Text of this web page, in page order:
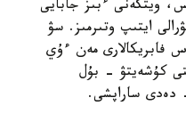
ويتكەنى ءبىز جابايى
ايتىپ وتىرمىز. سۋ
فابريكالارى مەن ءۇي
كۇشەيتۋ - بۇل
- دەدى ساراپشى.